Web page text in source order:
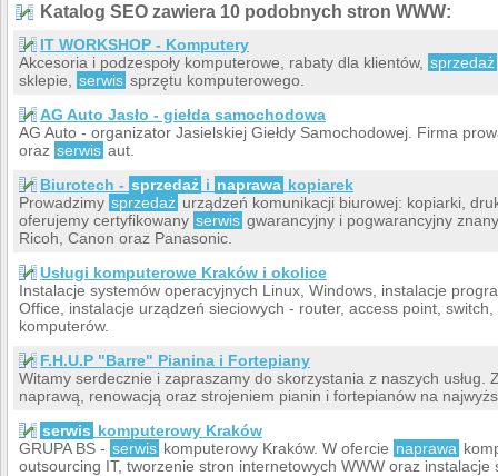
Katalog SEO zawiera 10 podobnych stron WWW:
IT WORKSHOP - Komputery
Akcesoria i podzespoły komputerowe, rabaty dla klientów, sprzedaż
sklepie,
serwis sprzętu komputerowego.
AG Auto Jasło - giełda samochodowa
AG Auto - organizator Jasielskiej Giełdy Samochodowej. Firma
oraz serwis aut.
Biurotech - sprzedaż i naprawa kopiarek
Prowadzimy sprzedaż urządzeń komunikacji biurowej: kopiarki,
oferujemy certyfikowany serwis gwarancyjny i pogwarancyjny
Ricoh, Canon oraz Panasonic.
Usługi komputerowe Kraków i okolice
Instalacje systemów operacyjnych Linux, Windows, instalacje
Office, instalacje urządzeń sieciowych - router, access point,
komputerów.
F.H.U.P "Barre" Pianina i Fortepiany
Witamy serdecznie i zapraszamy do skorzystania z naszych usług.
naprawą, renowacją oraz strojeniem pianin i fortepianów na
serwis komputerowy Kraków
GRUPA BS - serwis komputerowy Kraków. W ofercie naprawa
outsourcing IT, tworzenie stron internetowych WWW oraz